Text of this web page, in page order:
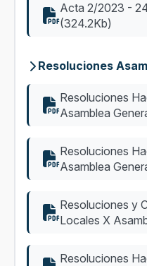
Acta 2/2023 -
(324.2Kb)
Resoluciones
Resoluciones
Asamblea
Resoluciones
Asamblea
Resoluciones y
Locales X
Resoluciones